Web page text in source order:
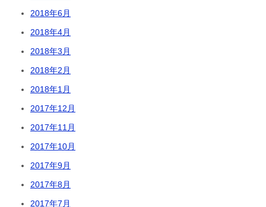
2018年6月
2018年4月
2018年3月
2018年2月
2018年1月
2017年12月
2017年11月
2017年10月
2017年9月
2017年8月
2017年7月